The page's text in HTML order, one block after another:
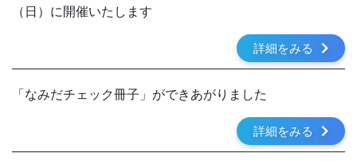
（日）に開催いたします
詳細をみる
「なみだチェック冊子」ができあがりました
詳細をみる